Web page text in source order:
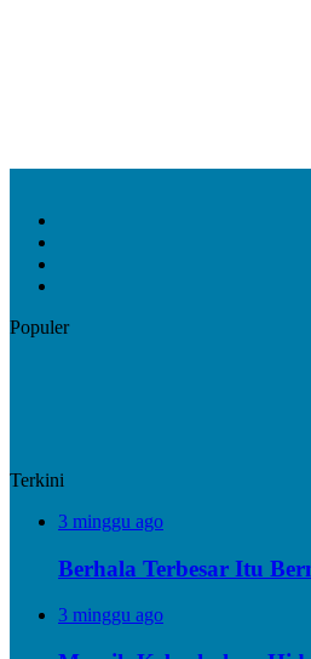
Populer
Terkini
3 minggu ago
Berhala Terbesar Itu
3 minggu ago